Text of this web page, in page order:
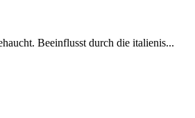
Beeinflusst durch die italienis...